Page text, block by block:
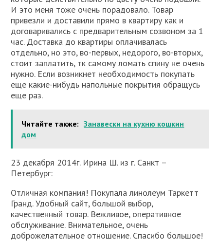
И это меня тоже очень порадовало. Товар
привезли и доставили прямо в квартиру как и
договаривались с предварительным созвоном за 1
час. Доставка до квартиры оплачивалась
отдельно, но это, во-первых, недорого, во-вторых,
стоит заплатить, тк самому ломать спину не очень
нужно. Если возникнет необходимость покупать
еще какие-нибудь напольные покрытия обращусь
еще раз.
Читайте также: Занавески на кухню кошкин
дом
23 декабря 2014г. Ирина Ш. из г. Санкт –
Петербург:
Отличная компания! Покупала линолеум Таркетт
Гранд. Удобный сайт, большой выбор,
качественный товар. Вежливое, оперативное
обслуживание. Внимательное, очень
доброжелательное отношение. Спасибо большое!